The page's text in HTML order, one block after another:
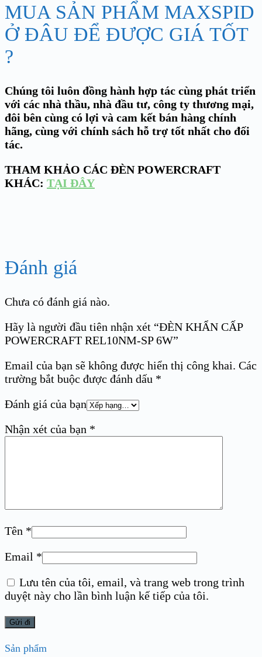
MUA SẢN PHẨM MAXSPID
Ở ĐÂU ĐỂ ĐƯỢC GIÁ TỐT
?
Chúng tôi luôn đồng hành hợp tác cùng phát triển
với các nhà thầu, nhà đầu tư, công ty thương mại,
đôi bên cùng có lợi và cam kết bán hàng chính
hãng, cùng với chính sách hỗ trợ tốt nhất cho đối
tác.
THAM KHẢO CÁC ĐÈN POWERCRAFT
KHÁC: TẠI ĐÂY
Đánh giá
Chưa có đánh giá nào.
Hãy là người đầu tiên nhận xét “ĐÈN KHẨN CẤP
POWERCRAFT REL10NM-SP 6W”
Email của bạn sẽ không được hiển thị công khai. Các
trường bắt buộc được đánh dấu *
Đánh giá của bạn
Nhận xét của bạn *
Tên *
Email *
Lưu tên của tôi, email, và trang web trong trình
duyệt này cho lần bình luận kế tiếp của tôi.
Sản phẩm